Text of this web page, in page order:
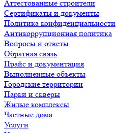
Аттестованные строители
Сертификаты и документы
Политика конфиденциальности
Антикоррупционная политика
Вопросы и ответы
Обратная связь
Прайс и документация
Выполненные объекты
Городские территории
Парки и скверы
Жилые комплексы
Частные дома
Услуги